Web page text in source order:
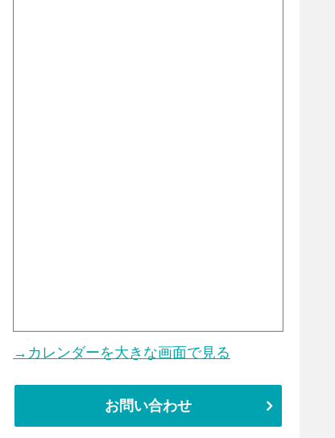
→カレンダーを大きな画面で見る
お問い合わせ